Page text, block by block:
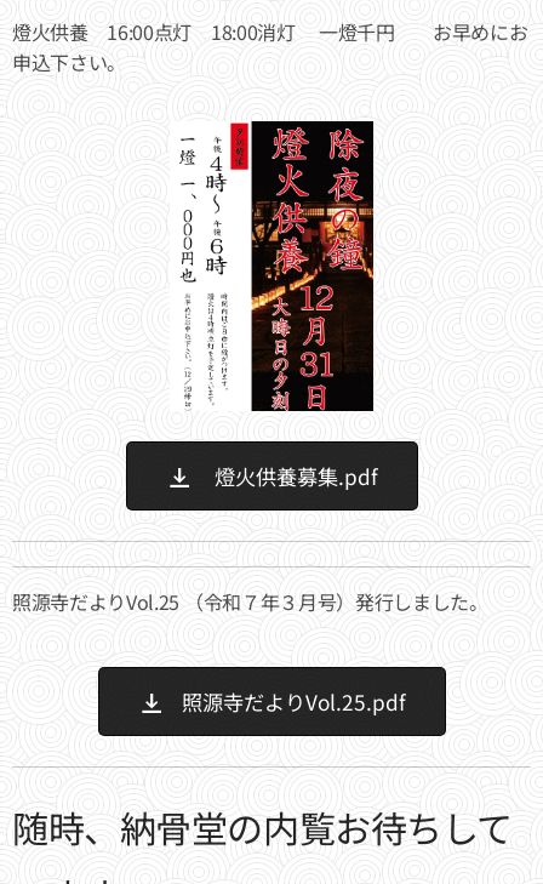
燈火供養 16:00点灯 18:00消灯 一燈千円 お早めにお
申込下さい。
燈火供養募集.pdf
照源寺だよりVol.25 （令和７年３月号）発行しました。
照源寺だよりVol.25.pdf
随時、納骨堂の内覧お待ちして